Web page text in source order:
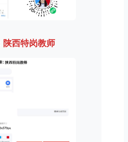
陕西特岗教师